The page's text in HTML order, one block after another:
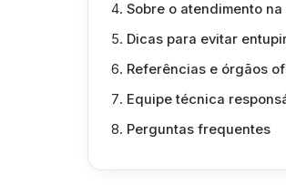
Sobre o atendimento
Dicas para evitar
Referências e órgãos
Equipe técnica
Perguntas frequentes